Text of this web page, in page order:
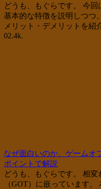
どうも、もぐらです。 今
基本的な特徴を説明しつつ
メリット・デメリットを紹
02.4k.
なぜ面白いのか、ゲームオ
ポイントで解説
どうも、もぐらです。 相
（GOT）に嵌っています